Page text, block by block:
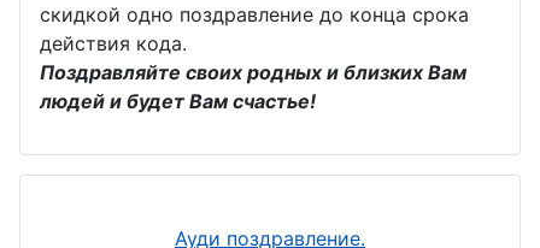
скидкой одно поздравление до конца срока
действия кода.
Поздравляйте своих родных и близких Вам
людей и будет Вам счастье!
Ауди поздравление.